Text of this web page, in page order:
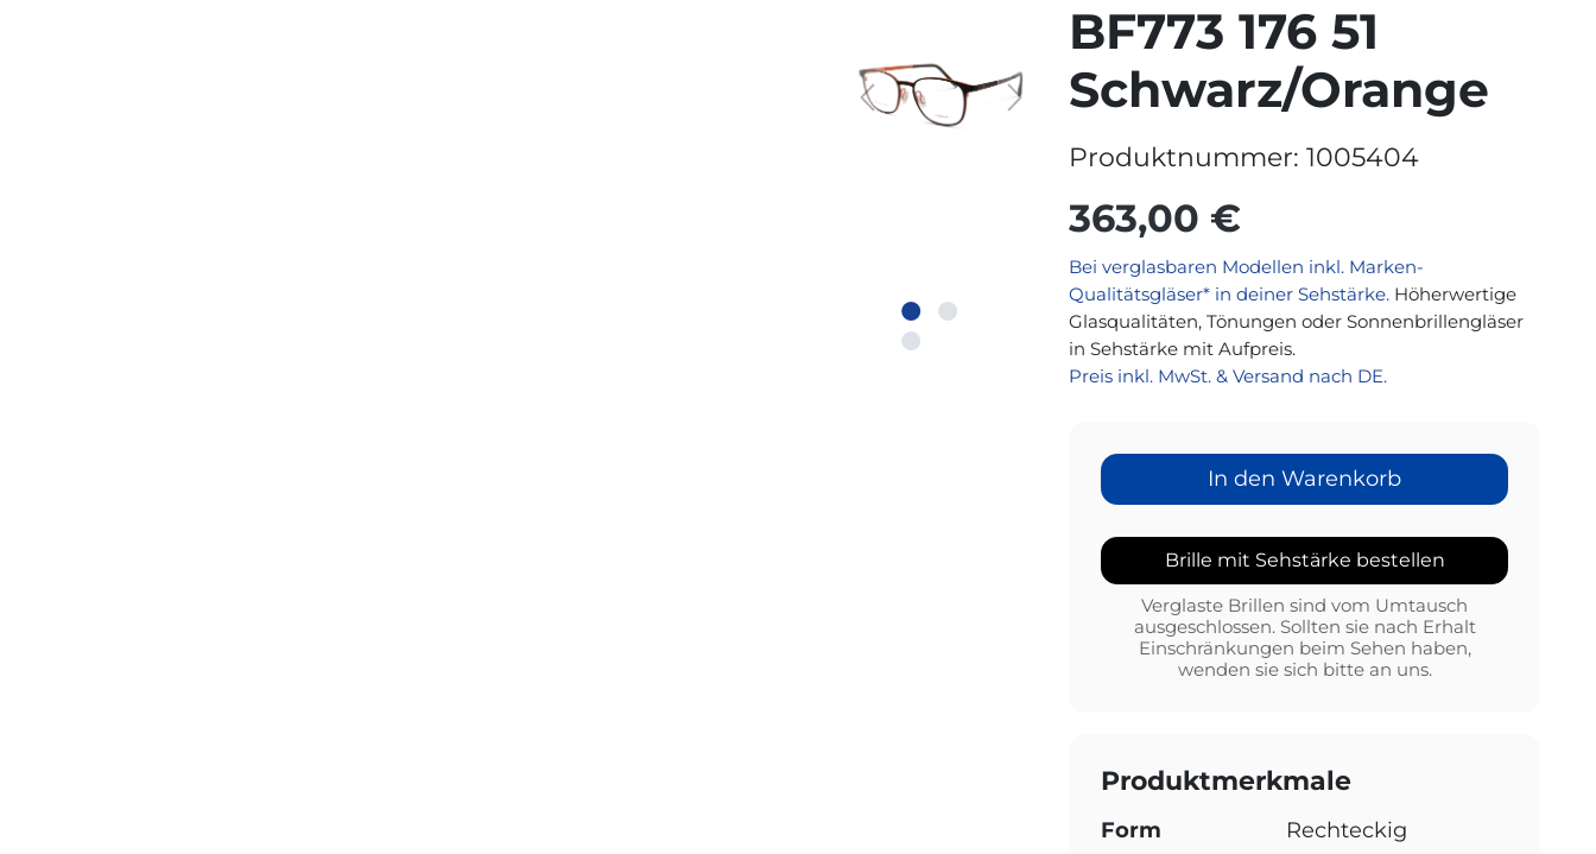
BF773 176 51
Schwarz/Orange
Produktnummer:1005404
363,00 €
Bei verglasbaren Modellen inkl. Marken-
Qualitätsgläser* in deiner Sehstärke. Höherwertige
Glasqualitäten, Tönungen oder Sonnenbrillengläser
in Sehstärke mit Aufpreis.
Preis inkl. MwSt. & Versand nach DE.
In den Warenkorb
Brille mit Sehstärke bestellen
Verglaste Brillen sind vom Umtausch
ausgeschlossen. Sollten sie nach Erhalt
Einschränkungen beim Sehen haben,
wenden sie sich bitte an uns.
Produktmerkmale
Form
Rechteckig